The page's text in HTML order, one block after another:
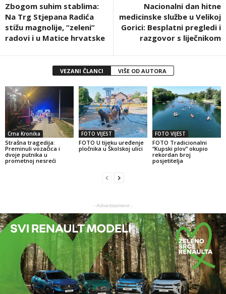
Zbogom suhim stablima:
Na Trg Stjepana Radića
stižu magnolije, “zeleni”
radovi i u Matice hrvatske
Nacionalni dan hitne
medicinske službe u Velikoj
Gorici: Besplatni pregledi i
razgovor s liječnikom
VEZANI ČLANCI VIŠE OD AUTORA
Crna Kronika
Strašna tragedija:
Preminuli vozačica i
dvoje putnika u
prometnoj nesreći
FOTO VIJEST
FOTO U tijeku uređenje
pločnika u Školskoj ulici
FOTO VIJEST
FOTO Tradicionalni
“Kupski plov” okupio
rekordan broj
posjetitelja
- Advertisement -